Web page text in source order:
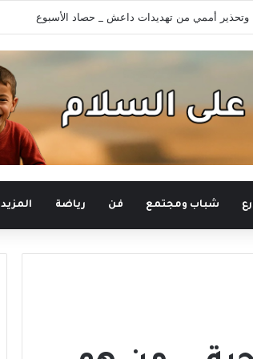
وتحذير أممي من تهديدات داعش _ حصاد الأسبوع
شباب ومجتمع فن رياضة المزيد